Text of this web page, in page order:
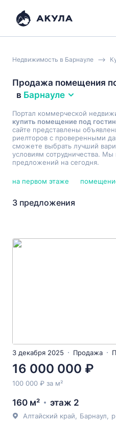
Недвижимость в Барнауле
Продажа помещения
в Барнауле
Портал коммерческой
купить помещение под
сайте представлены
риелторов с проверенными
сможете выбрать лучший
условиям сотрудничества.
предложений на сегодня.
на первом этаже
3 предложения
3 декабря 2025 Продажа
16 000 000 ₽
100 000 ₽ за м²
160 м² этаж 2
Алтайский край Барнаул